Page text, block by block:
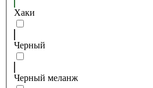
Хаки
Черный
Черный меланж